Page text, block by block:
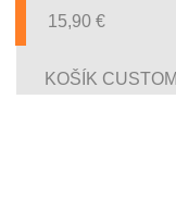
15,90 €
KOŠÍK